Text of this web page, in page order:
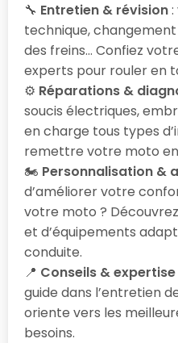
🔧 Entretien & révision
technique,
des freins… Confiez
experts pour rouler en
⚙️ Réparations &
soucis électriques,
en charge tous types
remettre votre moto
🏍️ Personnalisation &
d’améliorer votre
votre moto ?
et d’équipements
conduite.
📍 Conseils & expertise
guide dans l’entretien
oriente vers les
besoins.